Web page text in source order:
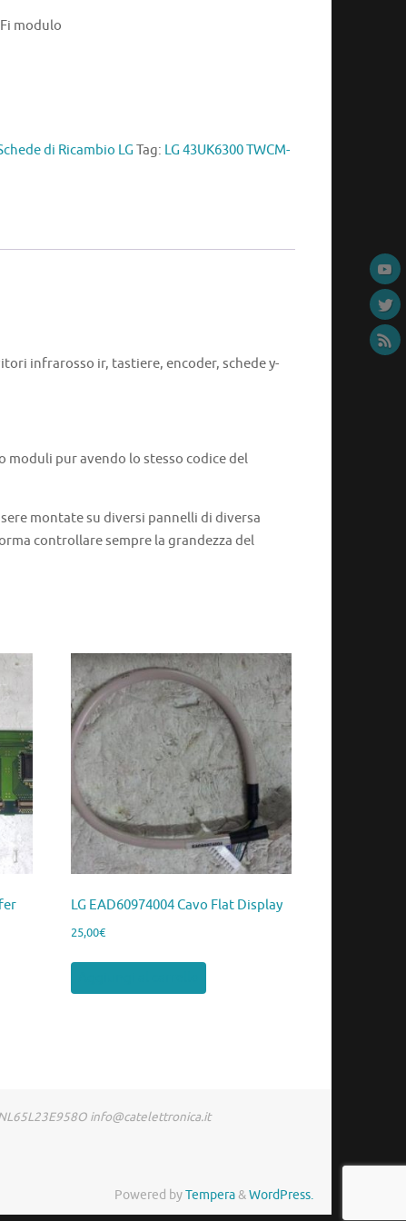
modulo
di Ricambio LG Tag: LG 43UK6300 TWCM-
infrarosso ir, tastiere, encoder, schede y-
moduli pur avendo lo stesso codice del
montate su diversi pannelli di diversa
controllare sempre la grandezza del
LG EAD60974004 Cavo Flat Display
25,00€
info@catelettronica.it
Powered byTempera&WordPress.